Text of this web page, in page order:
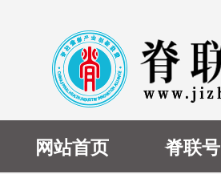
网站首页 脊联号